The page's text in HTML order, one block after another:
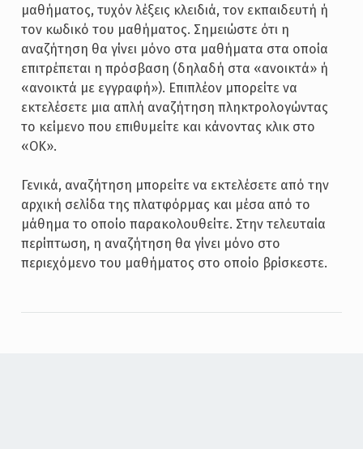
μαθήματος, τυχόν λέξεις κλειδιά, τον εκπαιδευτή ή
τον κωδικό του μαθήματος. Σημειώστε ότι η
αναζήτηση θα γίνει μόνο στα μαθήματα στα οποία
επιτρέπεται η πρόσβαση (δηλαδή στα «ανοικτά» ή
«ανοικτά με εγγραφή»). Επιπλέον μπορείτε να
εκτελέσετε μια απλή αναζήτηση πληκτρολογώντας
το κείμενο που επιθυμείτε και κάνοντας κλικ στο
«ΟΚ».
Γενικά, αναζήτηση μπορείτε να εκτελέσετε από την
αρχική σελίδα της πλατφόρμας και μέσα από το
μάθημα το οποίο παρακολουθείτε. Στην τελευταία
περίπτωση, η αναζήτηση θα γίνει μόνο στο
περιεχόμενο του μαθήματος στο οποίο βρίσκεστε.